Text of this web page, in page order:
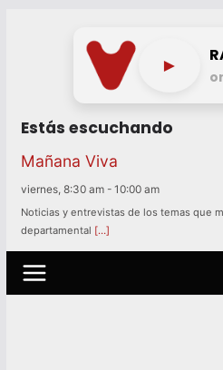
►
Estás escuchando
Mañana Viva
viernes, 8:30 am - 10:00 am
Noticias y entrevistas de los temas que
departamental […]